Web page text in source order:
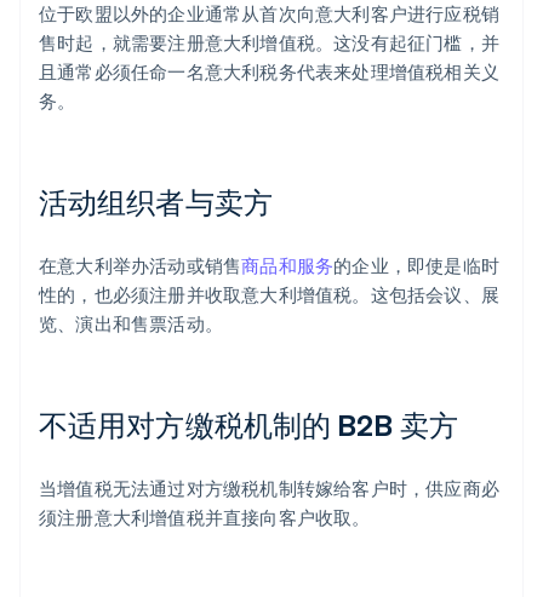
位于欧盟以外的企业通常从首次向意大利客户进行应税销
售时起，就需要注册意大利增值税。这没有起征门槛，并
且通常必须任命一名意大利税务代表来处理增值税相关义
务。
活动组织者与卖方
在意大利举办活动或销售商品和服务的企业，即使是临时
性的，也必须注册并收取意大利增值税。这包括会议、展
览、演出和售票活动。
不适用对方缴税机制的 B2B 卖方
当增值税无法通过对方缴税机制转嫁给客户时，供应商必
须注册意大利增值税并直接向客户收取。